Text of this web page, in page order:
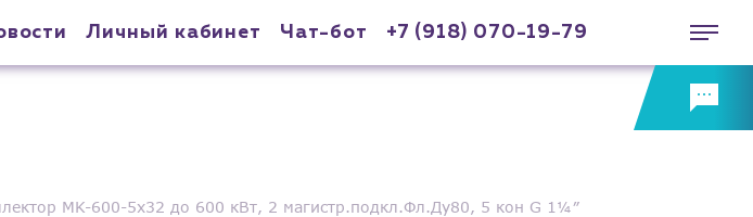
Личный кабинет Чат-бот +7 (918) 070-19-79
MK-600-5x32 до 600 кВт, 2 магистр.подкл.Фл.Ду80, 5 кон G 1¼″